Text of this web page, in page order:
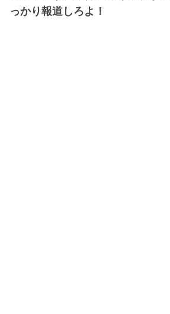
っかり報道しろよ！